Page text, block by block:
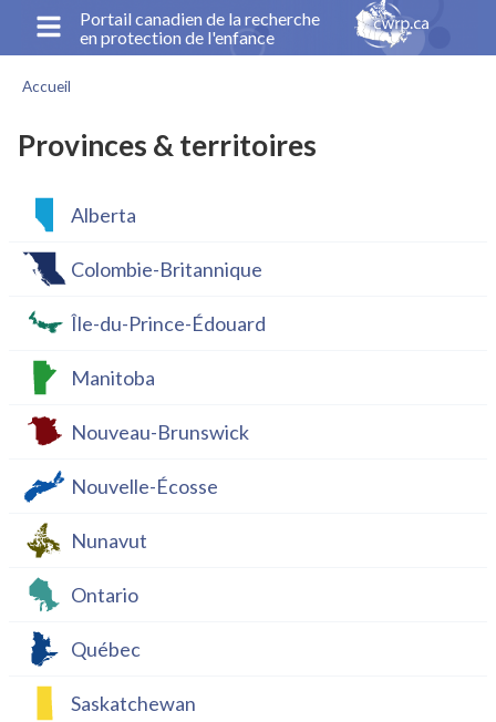
principal
Portail canadien de la recherche
en protection de l'enfance
d'Ariane
Accueil
Provinces & territoires
Alberta
Colombie-Britannique
Île-du-Prince-Édouard
Manitoba
Nouveau-Brunswick
Nouvelle-Écosse
Nunavut
Ontario
Québec
Saskatchewan